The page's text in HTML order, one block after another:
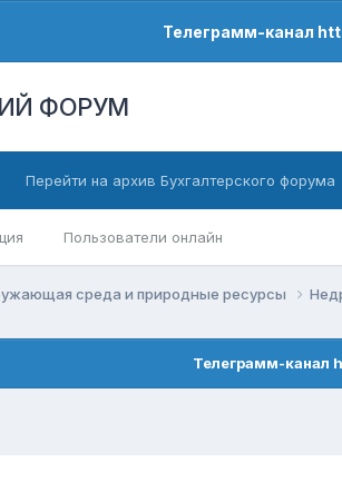
Телеграмм-канал
ФОРУМ
Пользователи онлайн
Перейти на архив Бухгалтерского форума
среда и природные ресурсы
Телеграмм-канал